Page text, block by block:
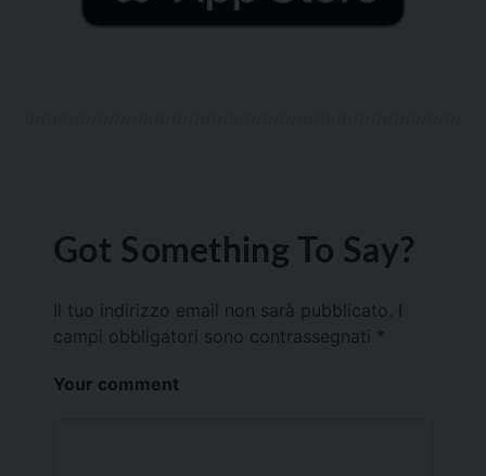
Got Something To Say?
Il tuo indirizzo email non sarà pubblicato.
campi obbligatori sono contrassegnati *
Your comment